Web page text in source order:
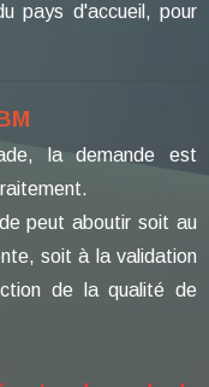
pays d'accueil, pour
la demande est
peut aboutir soit au
soit à la validation
de la qualité de